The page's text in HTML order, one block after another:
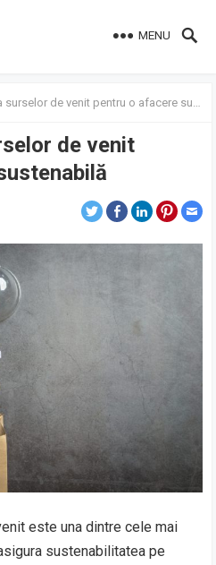
MENU
de venit pentru o afacere sustenabilă
de venit
este una dintre cele mai
sustenabilitatea pe